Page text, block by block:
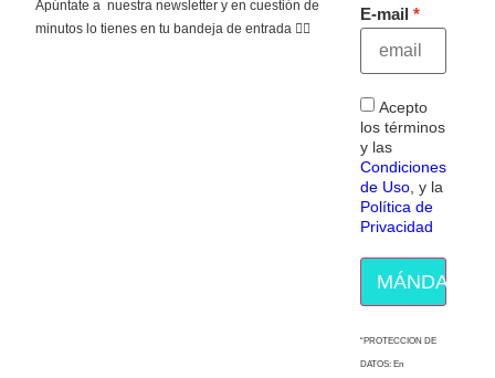
Apúntate a nuestra newsletter y en cuestión de
minutos lo tienes en tu bandeja de entrada 👇🏻
E-mail
Acepto
los términos
y las
Condiciones
de Uso, y la
Política de
Privacidad
MÁNDAME
“PROTECCION DE
DATOS: En